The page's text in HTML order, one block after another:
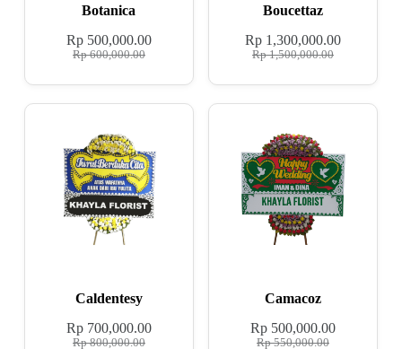
Botanica
Rp600,000.00
Rp500,000.00
Boucettaz
Rp1,500,000.00
Rp 1,300,000.00
Caldentesy
Rp800,000.00
Rp700,000.00
Camacoz
Rp550,000.00
Rp 500,000.00